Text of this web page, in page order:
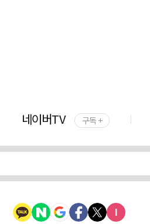
네이버TV 구독 +